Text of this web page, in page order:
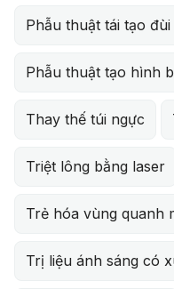
Phẫu thuật tái tạo đùi
Phẫu thuật tạo hình
Thay thế túi ngực
Triệt lông bằng laser
Trẻ hóa vùng quanh
Trị liệu ánh sáng có